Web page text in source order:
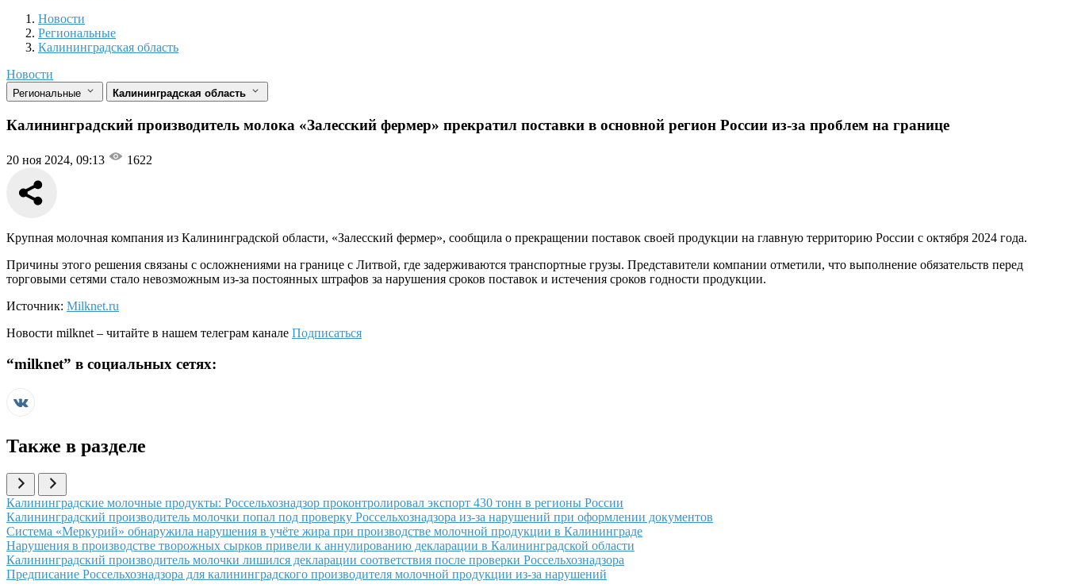
Новости
Разделы
Новости
Региональные
Калининградская область
Новости
Региональные Калининградская область
Калининградский производитель молока «Залесский фермер» прекратил поставки в основной регион России из-за проблем на границе
20 ноя 2024, 09:13 1622
Крупная молочная компания из Калининградской области, «Залесский фермер», сообщила о прекращении поставок своей продукции на главную территорию России с октября 2024 года.
Причины этого решения связаны с осложнениями на границе с Литвой, где задерживаются транспортные грузы. Представители компании отметили, что выполнение обязательств перед
торговыми сетями стало невозможным из-за постоянных штрафов за нарушения сроков поставок и истечения сроков годности продукции.
Источник: Milknet.ru
Новости milknet – читайте в нашем телеграм канале Подписаться
“milknet” в социальных сетях:
Также в разделе
Иллюстрация новости
Калининградские молочные продукты: Россельхознадзор проконтролировал экспорт 430 тонн в регионы России
Иллюстрация новости
Калининградский производитель молочки попал под проверку Россельхознадзора из-за нарушений при оформлении документов
Иллюстрация новости
Система «Меркурий» обнаружила нарушения в учёте жира при производстве молочной продукции в Калининграде
Иллюстрация новости
Нарушения в производстве творожных сырков привели к аннулированию декларации в Калининградской области
Иллюстрация новости
Калининградский производитель молочки лишился декларации соответствия после проверки Россельхознадзора
Иллюстрация новости
Предписание Россельхознадзора для калининградского производителя молочной продукции из-за нарушений